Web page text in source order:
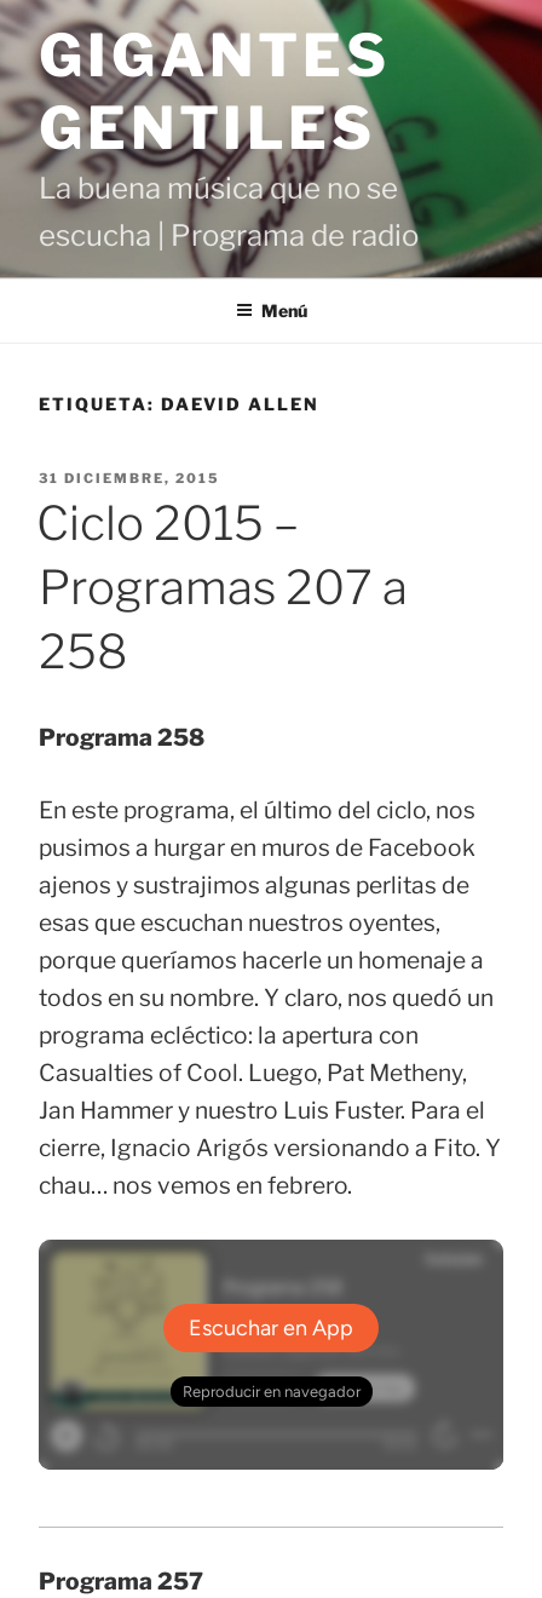
Saltar
contenido
GIGANTES
GENTILES
La buena música que no se
escucha | Programa de radio
Menú
ETIQUETA: DAEVID ALLEN
PUBLICADO
31 DICIEMBRE, 2015
Ciclo 2015 –
Programas 207 a
258
Programa 258
En este programa, el último del ciclo, nos
pusimos a hurgar en muros de Facebook
ajenos y sustrajimos algunas perlitas de
esas que escuchan nuestros oyentes,
porque queríamos hacerle un homenaje a
todos en su nombre. Y claro, nos quedó un
programa ecléctico: la apertura con
Casualties of Cool. Luego, Pat Metheny,
Jan Hammer y nuestro Luis Fuster. Para el
cierre, Ignacio Arigós versionando a Fito. Y
chau… nos vemos en febrero.
Programa 257